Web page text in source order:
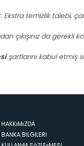
temizlik talebi,
çıkışınız da
şartlarını kabul etmiş
HAKKıMıZDA
BANKA BILGILERI